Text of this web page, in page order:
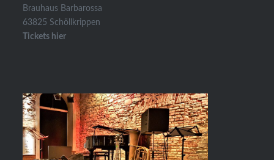
Brauhaus Barbarossa
63825 Schöllkrippen
Tickets hier